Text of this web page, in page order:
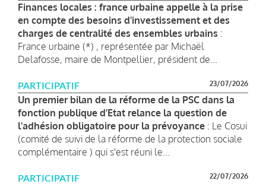
Finances locales : france urbaine appelle à la prise
en compte des besoins d’investissement et des
charges de centralité des ensembles urbains :
France urbaine (*) , représentée par Michaël
Delafosse, maire de Montpellier, président de...
PARTICIPATIF 23/07/2026
Un premier bilan de la réforme de la PSC dans la
fonction publique d’Etat relance la question de
l'adhésion obligatoire pour la prévoyance : Le Cosui
(comité de suivi de la réforme de la protection sociale
complémentaire ) qui s'est réuni le...
PARTICIPATIF 22/07/2026